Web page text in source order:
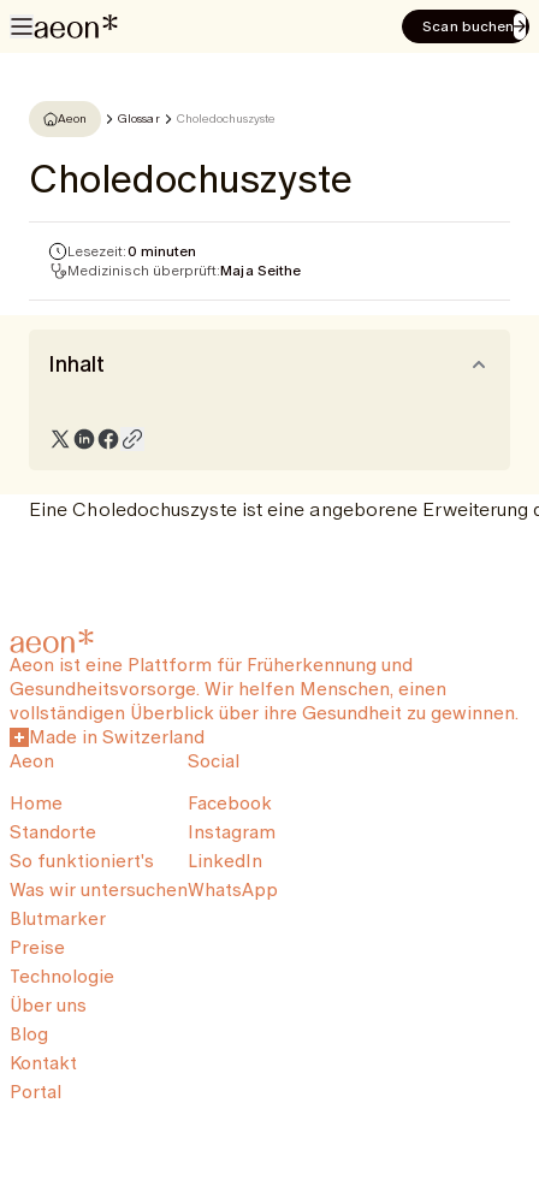
Scan buchen
Aeon Glossar Choledochuszyste
Choledochuszyste
Lesezeit:0 minuten
Medizinisch überprüft:Maja Seithe
Inhalt
Eine Choledochuszyste ist eine angeborene
Aeon ist eine Plattform für Früherkennung und
Gesundheitsvorsorge. Wir helfen Menschen, einen
vollständigen Überblick über ihre Gesundheit zu gewinnen.
Made in Switzerland
Aeon
Home
Standorte
So funktioniert's
Was wir untersuchen
Blutmarker
Preise
Technologie
Über uns
Blog
Kontakt
Portal
Social
Facebook
Instagram
LinkedIn
WhatsApp